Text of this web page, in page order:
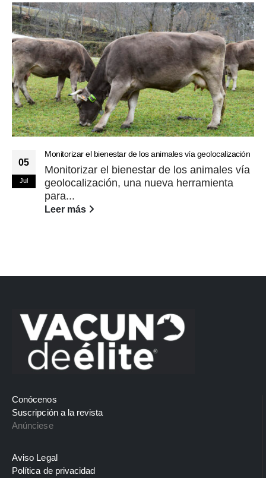
05
Jul
Monitorizar el bienestar de los animales vía geolocalización
Monitorizar el bienestar de los animales vía
geolocalización, una nueva herramienta
para...
Leer más
Conócenos
Suscripción a la revista
Anúnciese
Aviso Legal
Política de privacidad